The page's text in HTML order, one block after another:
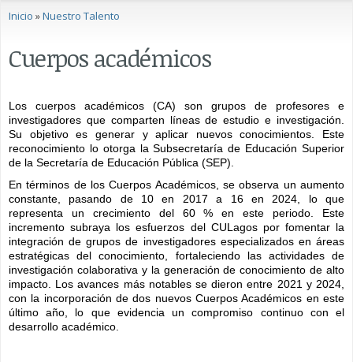
Se encuentra usted aquí
Inicio »Nuestro Talento
Cuerpos académicos
Los cuerpos académicos (CA) son grupos de profesores e
investigadores que comparten líneas de estudio e investigación.
Su objetivo es generar y aplicar nuevos conocimientos. Este
reconocimiento lo otorga la Subsecretaría de Educación Superior
de la Secretaría de Educación Pública (SEP).
En términos de los Cuerpos Académicos, se observa un aumento
constante, pasando de 10 en 2017 a 16 en 2024, lo que
representa un crecimiento del 60 % en este periodo. Este
incremento subraya los esfuerzos del CULagos por fomentar la
integración de grupos de investigadores especializados en áreas
estratégicas del conocimiento, fortaleciendo las actividades de
investigación colaborativa y la generación de conocimiento de alto
impacto. Los avances más notables se dieron entre 2021 y 2024,
con la incorporación de dos nuevos Cuerpos Académicos en este
último año, lo que evidencia un compromiso continuo con el
desarrollo académico.